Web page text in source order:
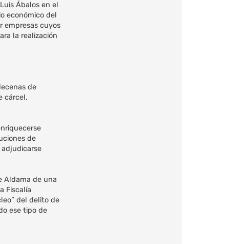
Ábalos en el
económico del
empresas cuyos
la realización
de
cárcel,
de
Aldama de una
Fiscalía
del delito de
ese tipo de